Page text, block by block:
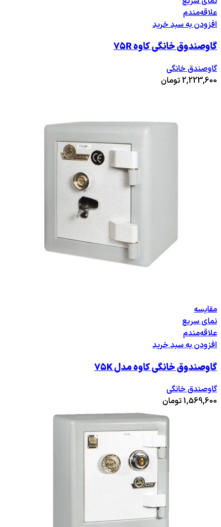
علاقه‌مندم
افزودن به سبد خرید
گاوصندوق خانگی کاوه ۷۵R
گاوصندق خانگی
2,223,600تومان
مقایسه
نمای سریع
علاقه‌مندم
افزودن به سبد خرید
گاوصندوق خانگی کاوه مدل ۷۵K
گاوصندق خانگی
1,569,600تومان